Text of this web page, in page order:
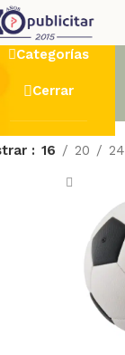
basket
Categorías
Cerrar
16 20 24